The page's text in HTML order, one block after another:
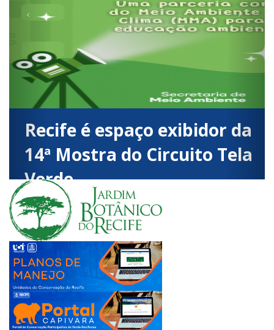
Recife é espaço exibidor da
14ª Mostra do Circuito Tela
Verde